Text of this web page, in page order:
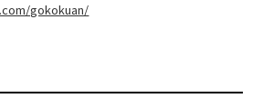
gokokuan/